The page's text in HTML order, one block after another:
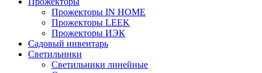
Прожекторы IN HOME
Прожекторы LEEK
Прожекторы ИЭК
Садовый инвентарь
Светильники
Светильники линейные